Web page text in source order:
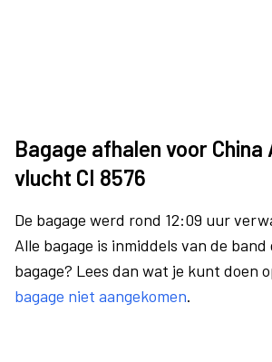
Bagage afhalen voor China
vlucht CI 8576
De bagage werd rond 12:09 uur
Alle bagage is inmiddels van de band
bagage? Lees dan wat je kunt doen
bagage niet aangekomen.